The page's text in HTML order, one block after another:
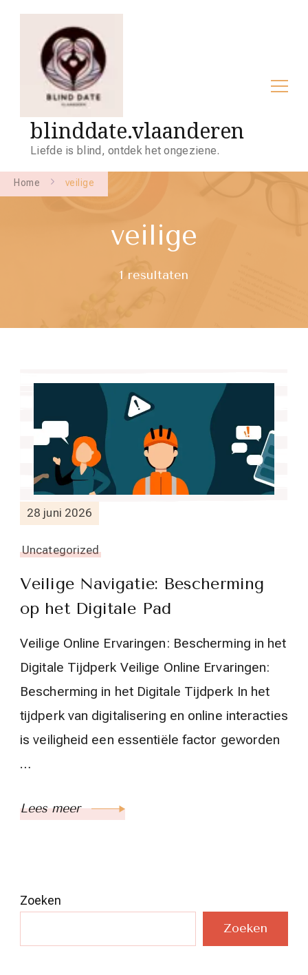
blinddate.vlaanderen
Liefde is blind, ontdek het ongeziene.
Home veilige
veilige
1 resultaten
28 juni 2026
Uncategorized
Veilige Navigatie: Bescherming
op het Digitale Pad
Veilige Online Ervaringen: Bescherming in het
Digitale Tijdperk Veilige Online Ervaringen:
Bescherming in het Digitale Tijdperk In het
tijdperk van digitalisering en online interacties
is veiligheid een essentiële factor geworden
…
Lees meer
Zoeken
Zoeken